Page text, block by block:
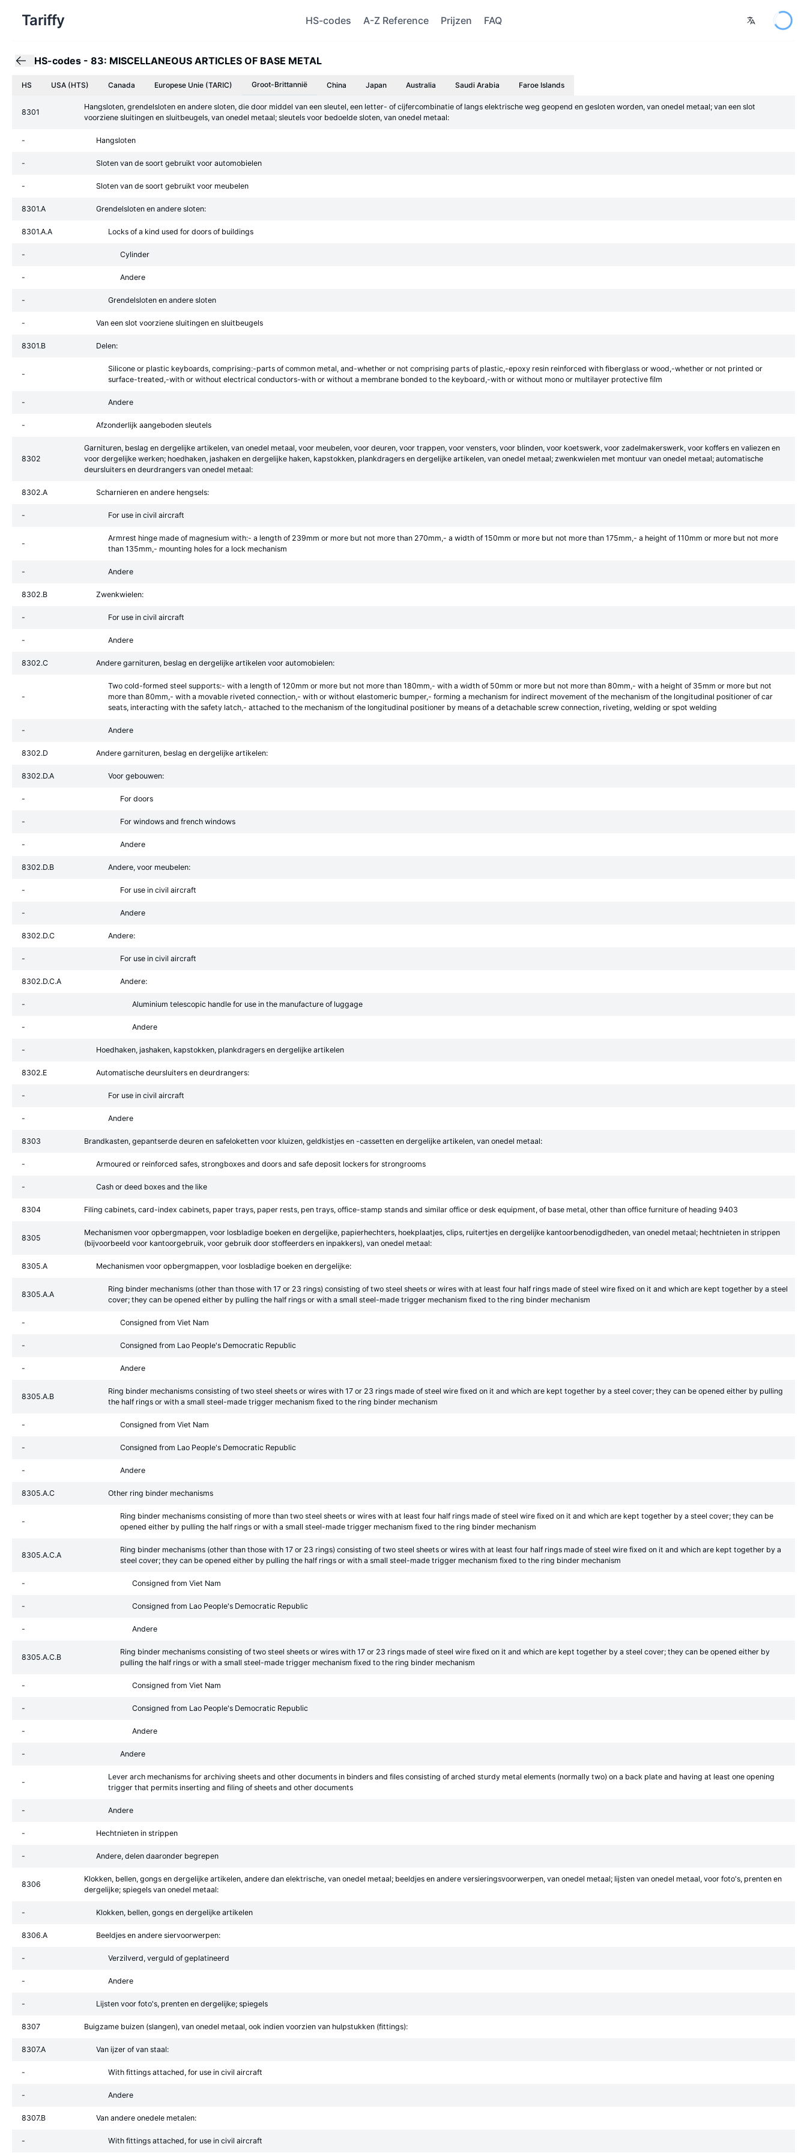
Tariffy HS-codes A-Z Reference Prijzen FAQ
HS-codes - 83: MISCELLANEOUS ARTICLES OF BASE METAL
HS USA (HTS) Canada Europese Unie (TARIC) Groot-Brittannië China Japan Australia Saudi Arabia Faroe Islands
8301
Hangsloten, grendelsloten en andere sloten, die door middel van een sleutel, een letter- of cijfercombinatie of langs elektrische weg geopend en gesloten worden, van onedel metaal; van een slot
voorziene sluitingen en sluitbeugels, van onedel metaal; sleutels voor bedoelde sloten, van onedel metaal:
- Hangsloten
- Sloten van de soort gebruikt voor automobielen
- Sloten van de soort gebruikt voor meubelen
8301.A Grendelsloten en andere sloten:
8301.A.A Locks of a kind used for doors of buildings
- Cylinder
- Andere
- Grendelsloten en andere sloten
- Van een slot voorziene sluitingen en sluitbeugels
8301.B Delen:
-
Silicone or plastic keyboards, comprising:-parts of common metal, and-whether or not comprising parts of plastic,-epoxy resin reinforced with fiberglass or wood,-whether or not printed or
surface-treated,-with or without electrical conductors-with or without a membrane bonded to the keyboard,-with or without mono or multilayer protective film
- Andere
- Afzonderlijk aangeboden sleutels
8302
Garnituren, beslag en dergelijke artikelen, van onedel metaal, voor meubelen, voor deuren, voor trappen, voor vensters, voor blinden, voor koetswerk, voor zadelmakerswerk, voor koffers en valiezen en
voor dergelijke werken; hoedhaken, jashaken en dergelijke haken, kapstokken, plankdragers en dergelijke artikelen, van onedel metaal; zwenkwielen met montuur van onedel metaal; automatische
deursluiters en deurdrangers van onedel metaal:
8302.A Scharnieren en andere hengsels:
- For use in civil aircraft
-
Armrest hinge made of magnesium with:- a length of 239mm or more but not more than 270mm,- a width of 150mm or more but not more than 175mm,- a height of 110mm or more but not more
than 135mm,- mounting holes for a lock mechanism
- Andere
8302.B Zwenkwielen:
- For use in civil aircraft
- Andere
8302.C Andere garnituren, beslag en dergelijke artikelen voor automobielen:
-
Two cold-formed steel supports:- with a length of 120mm or more but not more than 180mm,- with a width of 50mm or more but not more than 80mm,- with a height of 35mm or more but not
more than 80mm,- with a movable riveted connection,- with or without elastomeric bumper,- forming a mechanism for indirect movement of the mechanism of the longitudinal positioner of car
seats, interacting with the safety latch,- attached to the mechanism of the longitudinal positioner by means of a detachable screw connection, riveting, welding or spot welding
- Andere
8302.D Andere garnituren, beslag en dergelijke artikelen:
8302.D.A Voor gebouwen:
- For doors
- For windows and french windows
- Andere
8302.D.B Andere, voor meubelen:
- For use in civil aircraft
- Andere
8302.D.C Andere:
- For use in civil aircraft
8302.D.C.A Andere:
- Aluminium telescopic handle for use in the manufacture of luggage
- Andere
- Hoedhaken, jashaken, kapstokken, plankdragers en dergelijke artikelen
8302.E Automatische deursluiters en deurdrangers:
- For use in civil aircraft
- Andere
8303 Brandkasten, gepantserde deuren en safeloketten voor kluizen, geldkistjes en -cassetten en dergelijke artikelen, van onedel metaal:
- Armoured or reinforced safes, strongboxes and doors and safe deposit lockers for strongrooms
- Cash or deed boxes and the like
8304 Filing cabinets, card-index cabinets, paper trays, paper rests, pen trays, office-stamp stands and similar office or desk equipment, of base metal, other than office furniture of heading 9403
8305
Mechanismen voor opbergmappen, voor losbladige boeken en dergelijke, papierhechters, hoekplaatjes, clips, ruitertjes en dergelijke kantoorbenodigdheden, van onedel metaal; hechtnieten in strippen
(bijvoorbeeld voor kantoorgebruik, voor gebruik door stoffeerders en inpakkers), van onedel metaal:
8305.A Mechanismen voor opbergmappen, voor losbladige boeken en dergelijke:
8305.A.A
Ring binder mechanisms (other than those with 17 or 23 rings) consisting of two steel sheets or wires with at least four half rings made of steel wire fixed on it and which are kept together by a steel
cover; they can be opened either by pulling the half rings or with a small steel-made trigger mechanism fixed to the ring binder mechanism
- Consigned from Viet Nam
- Consigned from Lao People's Democratic Republic
- Andere
8305.A.B
Ring binder mechanisms consisting of two steel sheets or wires with 17 or 23 rings made of steel wire fixed on it and which are kept together by a steel cover; they can be opened either by pulling
the half rings or with a small steel-made trigger mechanism fixed to the ring binder mechanism
- Consigned from Viet Nam
- Consigned from Lao People's Democratic Republic
- Andere
8305.A.C Other ring binder mechanisms
-
Ring binder mechanisms consisting of more than two steel sheets or wires with at least four half rings made of steel wire fixed on it and which are kept together by a steel cover; they can be
opened either by pulling the half rings or with a small steel-made trigger mechanism fixed to the ring binder mechanism
8305.A.C.A
Ring binder mechanisms (other than those with 17 or 23 rings) consisting of two steel sheets or wires with at least four half rings made of steel wire fixed on it and which are kept together by a
steel cover; they can be opened either by pulling the half rings or with a small steel-made trigger mechanism fixed to the ring binder mechanism
- Consigned from Viet Nam
- Consigned from Lao People's Democratic Republic
- Andere
8305.A.C.B
Ring binder mechanisms consisting of two steel sheets or wires with 17 or 23 rings made of steel wire fixed on it and which are kept together by a steel cover; they can be opened either by
pulling the half rings or with a small steel-made trigger mechanism fixed to the ring binder mechanism
- Consigned from Viet Nam
- Consigned from Lao People's Democratic Republic
- Andere
- Andere
-
Lever arch mechanisms for archiving sheets and other documents in binders and files consisting of arched sturdy metal elements (normally two) on a back plate and having at least one opening
trigger that permits inserting and filing of sheets and other documents
- Andere
- Hechtnieten in strippen
- Andere, delen daaronder begrepen
8306
Klokken, bellen, gongs en dergelijke artikelen, andere dan elektrische, van onedel metaal; beeldjes en andere versieringsvoorwerpen, van onedel metaal; lijsten van onedel metaal, voor foto's, prenten en
dergelijke; spiegels van onedel metaal:
- Klokken, bellen, gongs en dergelijke artikelen
8306.A Beeldjes en andere siervoorwerpen:
- Verzilverd, verguld of geplatineerd
- Andere
- Lijsten voor foto's, prenten en dergelijke; spiegels
8307 Buigzame buizen (slangen), van onedel metaal, ook indien voorzien van hulpstukken (fittings):
8307.A Van ijzer of van staal:
- With fittings attached, for use in civil aircraft
- Andere
8307.B Van andere onedele metalen:
- With fittings attached, for use in civil aircraft